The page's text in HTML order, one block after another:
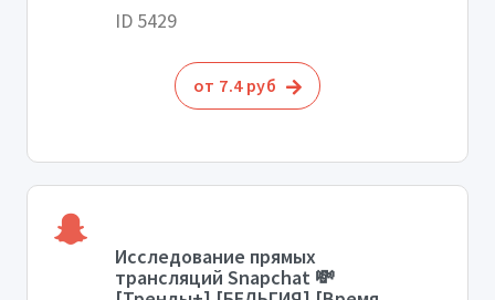
ID 5429
от 7.4 руб
Исследование прямых
трансляций Snapchat 💸